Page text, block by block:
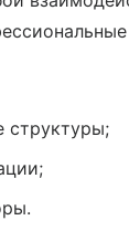
структуры;